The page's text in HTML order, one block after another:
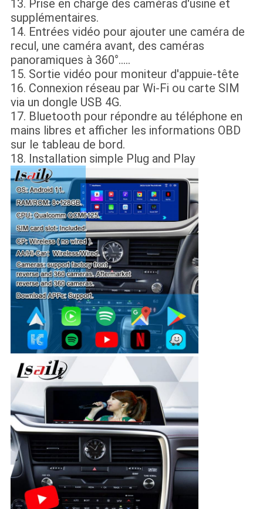
13. Prise en charge des caméras d'usine et
supplémentaires.
14. Entrées vidéo pour ajouter une caméra de
recul, une caméra avant, des caméras
panoramiques à 360°.....
15. Sortie vidéo pour moniteur d'appuie-tête
16. Connexion réseau par Wi-Fi ou carte SIM
via un dongle USB 4G.
17. Bluetooth pour répondre au téléphone en
mains libres et afficher les informations OBD
sur le tableau de bord.
18. Installation simple Plug and Play